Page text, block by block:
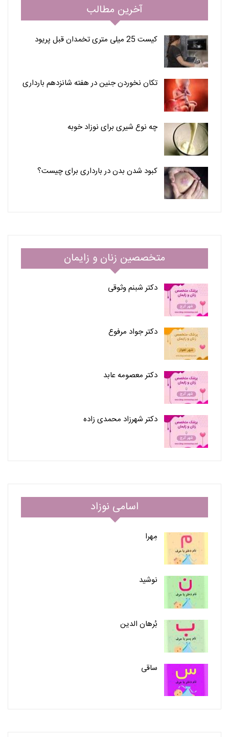
آخرین مطالب
کیست 25 میلی متری تخمدان قبل پریود
تکان نخوردن جنین در هفته شانزدهم بارداری
چه نوع شیری برای نوزاد خوبه
کبود شدن بدن در بارداری برای چیست؟
متخصصین زنان و زایمان
دکتر شبنم وثوقی
دکتر جواد مرفوع
دکتر معصومه عابد
دکتر شهرزاد محمدی زاده
اسامی نوزاد
مِهرا
نوشید
بُرهان الدین
ساقی